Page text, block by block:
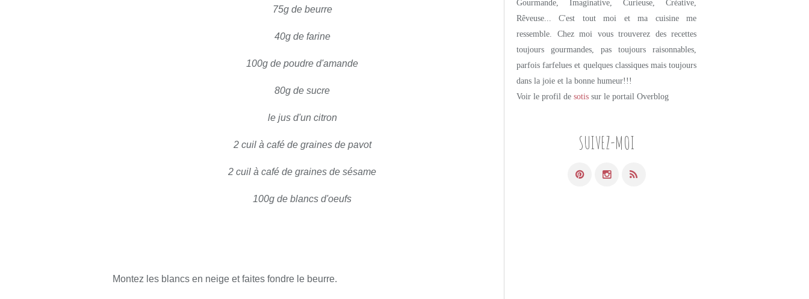
75g de beurre
40g de farine
100g de poudre d'amande
80g de sucre
le jus d'un citron
2 cuil à café de graines de pavot
2 cuil à café de graines de sésame
100g de blancs d'oeufs
Montez les blancs en neige et faites fondre le beurre.
SUIVEZ-MOI
Gourmande, Imaginative, Curieuse, Créative,
Rêveuse... C'est tout moi et ma cuisine me
ressemble. Chez moi vous trouverez des recettes
toujours gourmandes, pas toujours raisonnables,
parfois farfelues et quelques classiques mais toujours
dans la joie et la bonne humeur!!!
Voir le profil de sotis sur le portail Overblog